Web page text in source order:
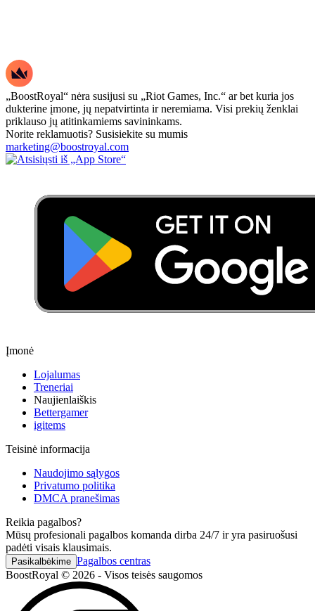
„BoostRoyal“ nėra susijusi su „Riot Games, Inc.“ ar bet kuria jos
dukterine įmone, jų nepatvirtinta ir neremiama. Visi prekių ženklai
priklauso jų atitinkamiems savininkams.
Norite reklamuotis? Susisiekite su mumis
marketing@boostroyal.com
Įmonė
Lojalumas
Treneriai
Naujienlaiškis
Bettergamer
igitems
Teisinė informacija
Naudojimo sąlygos
Privatumo politika
DMCA pranešimas
Reikia pagalbos?
Mūsų profesionali pagalbos komanda dirba 24/7 ir yra pasiruošusi
padėti visais klausimais.
Pasikalbėkime Pagalbos centras
BoostRoyal © 2026 - Visos teisės saugomos